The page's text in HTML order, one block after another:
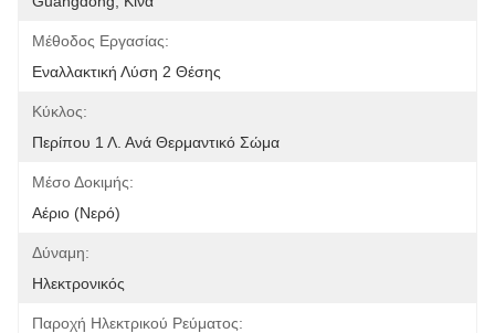
Μέθοδος Εργασίας:
Εναλλακτική Λύση 2 Θέσης
Κύκλος:
Περίπου 1 Λ. Ανά Θερμαντικό Σώμα
Μέσο Δοκιμής:
Αέριο (νερό)
Δύναμη:
Ηλεκτρονικός
Παροχή Ηλεκτρικού Ρεύματος: